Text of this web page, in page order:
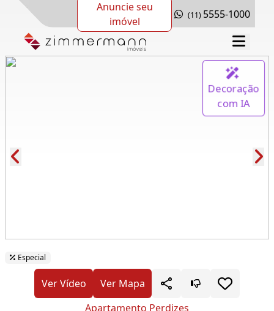
Anuncie seu
imóvel
(11) 5555-1000
Decoração
com IA
Especial
Ver Vídeo
Ver Mapa
Apartamento Perdizes